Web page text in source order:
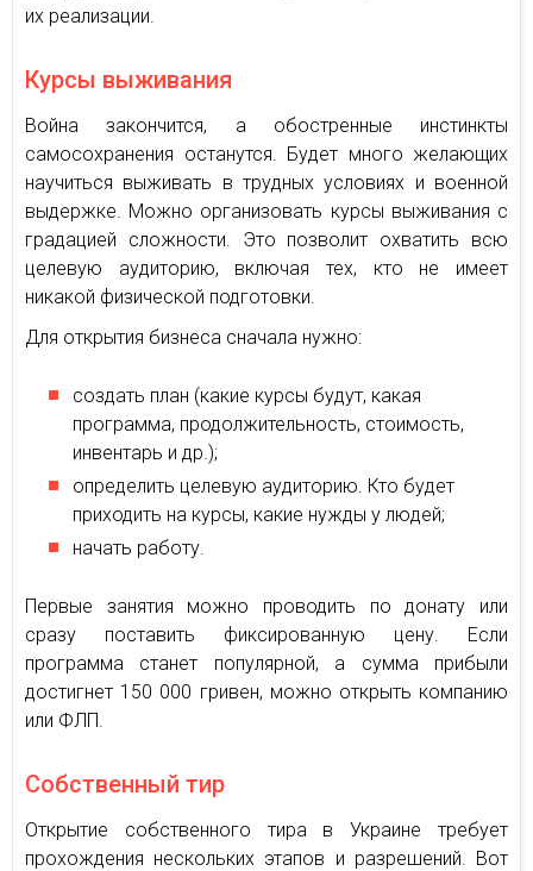
их реализации.
Курсы выживания
Война закончится, а обостренные инстинкты
самосохранения останутся. Будет много желающих
научиться выживать в трудных условиях и военной
выдержке. Можно организовать курсы выживания с
градацией сложности. Это позволит охватить всю
целевую аудиторию, включая тех, кто не имеет
никакой физической подготовки.
Для открытия бизнеса сначала нужно:
создать план (какие курсы будут, какая
программа, продолжительность, стоимость,
инвентарь и др.);
определить целевую аудиторию. Кто будет
приходить на курсы, какие нужды у людей;
начать работу.
Первые занятия можно проводить по донату или
сразу поставить фиксированную цену. Если
программа станет популярной, а сумма прибыли
достигнет 150 000 гривен, можно открыть компанию
или ФЛП.
Собственный тир
Открытие собственного тира в Украине требует
прохождения нескольких этапов и разрешений. Вот